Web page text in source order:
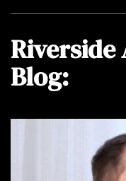
Blog: